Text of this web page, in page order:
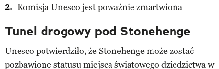
Komisja Unesco jest poważnie zmartwiona
Tunel drogowy pod Stonehenge
Unesco potwierdziło, że Stonehenge może zostać
pozbawione statusu miejsca światowego dziedzictwa w